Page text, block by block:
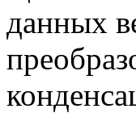
данных